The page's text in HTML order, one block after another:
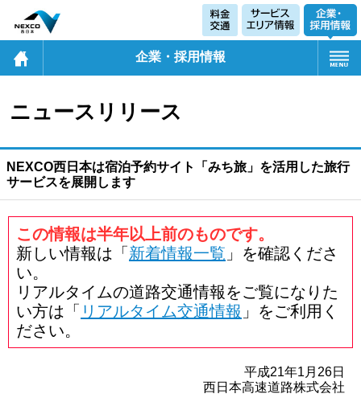
企業・採用情報
ニュースリリース
NEXCO西日本は宿泊予約サイト「みち旅」を活用した旅行
サービスを展開します
この情報は半年以上前のものです。
新しい情報は「 新着情報一覧 」を確認くださ
い。
リアルタイムの道路交通情報をご覧になりた
い方は「 リアルタイム交通情報 」をご利用く
ださい。
平成21年1月26日
西日本高速道路株式会社